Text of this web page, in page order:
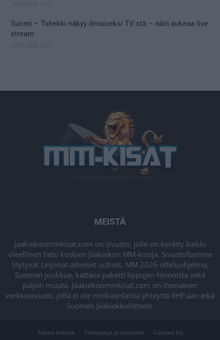
Suomi – Tshekki näkyy ilmaiseksi TV:stä – näin aukeaa live
stream
MEISTÄ
Jaakiekonmmkisat.com on sivusto, jolle on kerätty kaikki
oleellinen tieto koskien Jääkiekon MM-kisoja. Sivustoltamme
löytyvät Leijonat-aiheiset uutiset, MM 2026 otteluohjelma,
Suomen joukkue, kattava paketti lippujen hinnoista sekä
paljon muuta. Jaakiekonmmkisat.com on itsenäinen
verkkosivusto, jolla ei ole minkäänlaista yhteyttä IIHF:ään eikä
Suomen Jääkiekkoliittoon.
Tietoa meistä Tietosuoja ja evästeet Contact Us